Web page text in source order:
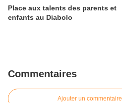
Place aux talents des parents et
enfants au Diabolo
Commentaires
Ajouter un commentaire